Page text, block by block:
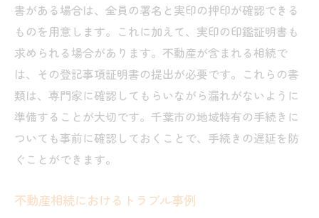
書がある場合は、全員の署名と実印の押印が確認できる
ものを用意します。これに加えて、実印の印鑑証明書も
求められる場合があります。不動産が含まれる相続で
は、その登記事項証明書の提出が必要です。これらの書
類は、専門家に確認してもらいながら漏れがないように
準備することが大切です。千葉市の地域特有の手続きに
ついても事前に確認しておくことで、手続きの遅延を防
ぐことができます。
不動産相続におけるトラブル事例